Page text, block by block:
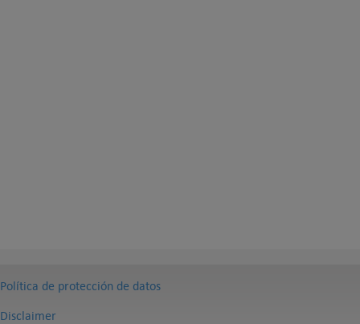
Política de protección de datos
Disclaimer